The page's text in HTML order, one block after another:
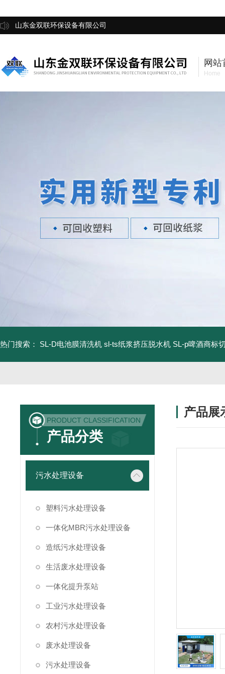
山东金双联环保设备有限公司
网站
Home
热门搜索： SL-D电池膜清洗机 sl-ts纸浆挤压脱水机 SL-p啤酒商标
PRODUCT CLASSIFICATION
产品分类
污水处理设备
塑料污水处理设备
一体化MBR污水处理设备
造纸污水处理设备
生活废水处理设备
一体化提升泵站
工业污水处理设备
农村污水处理设备
废水处理设备
污水处理设备
产品展